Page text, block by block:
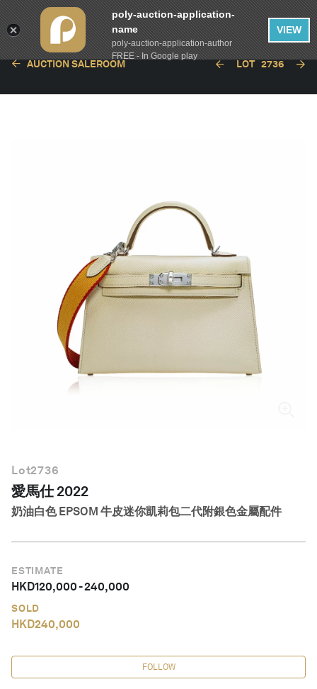
AUCTION SALEROOM LOT 2736
Lot2736
愛馬仕 2022
奶油白色 EPSOM 牛皮迷你凱莉包二代附銀色金屬配件
ESTIMATE
HKD120,000-240,000
SOLD
HKD240,000
FOLLOW
poly-auction-application-
name
poly-auction-application-author
FREE - In Google play
VIEW